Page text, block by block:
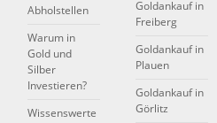
Abholstellen
Warum in
Gold und
Silber
Investieren?
Wissenswerte
Goldankauf in
Freiberg
Goldankauf in
Plauen
Goldankauf in
Görlitz